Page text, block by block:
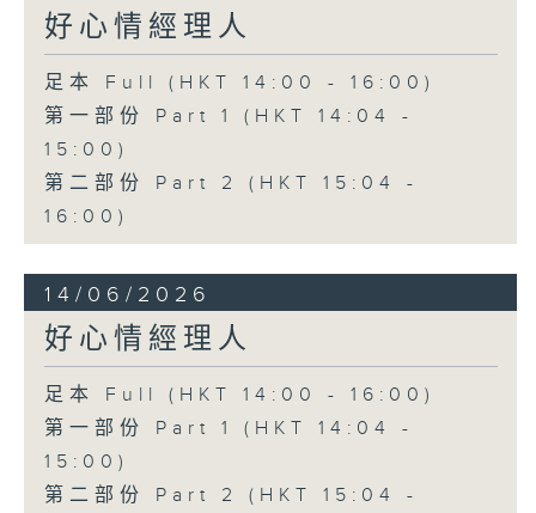
好心情經理人
足本 Full (HKT 14:00 - 16:00)
第一部份 Part 1 (HKT 14:04 -
15:00)
第二部份 Part 2 (HKT 15:04 -
16:00)
14/06/2026
好心情經理人
足本 Full (HKT 14:00 - 16:00)
第一部份 Part 1 (HKT 14:04 -
15:00)
第二部份 Part 2 (HKT 15:04 -